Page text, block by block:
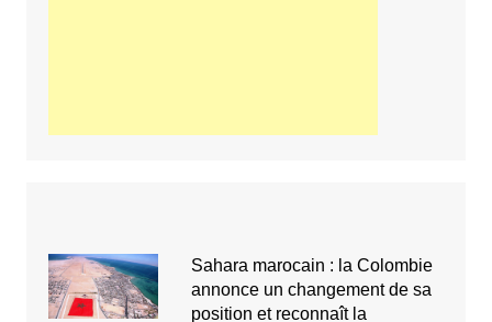
Sahara marocain : la Colombie
annonce un changement de sa
position et reconnaît la